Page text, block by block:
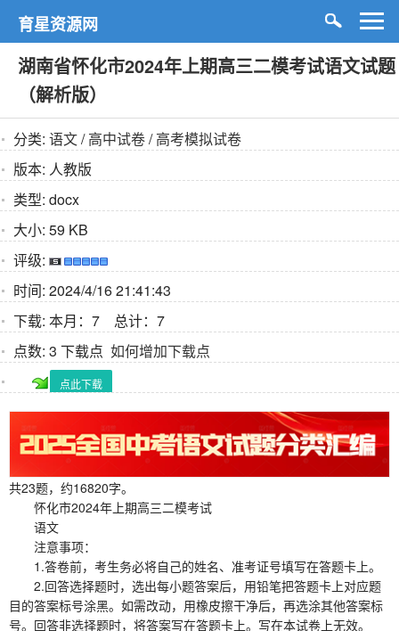
育星资源网
湖南省怀化市2024年上期高三二模考试语文试题
（解析版）
分类: 语文/高中试卷/高考模拟试卷
版本: 人教版
类型: docx
大小: 59 KB
评级:
时间: 2024/4/16 21:41:43
下载: 本月：7 总计：7
点数: 3 下载点 如何增加下载点
点此下载
共23题，约16820字。
怀化市2024年上期高三二模考试
语文
注意事项：
1.答卷前，考生务必将自己的姓名、准考证号填写在答题卡上。
2.回答选择题时，选出每小题答案后，用铅笔把答题卡上对应题
目的答案标号涂黑。如需改动，用橡皮擦干净后，再选涂其他答案标
号。回答非选择题时，将答案写在答题卡上。写在本试卷上无效。